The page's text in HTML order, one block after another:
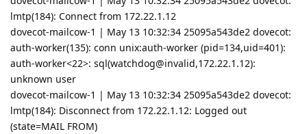
lmtp(184): Connect from 172.22.1.12
dovecot-mailcow-1 | May 13 10:32:34 25095a543de2 dovecot:
auth-worker(135): conn unix:auth-worker (pid=134,uid=401):
auth-worker<22>: sql(watchdog@invalid,172.22.1.12):
unknown user
dovecot-mailcow-1 | May 13 10:32:34 25095a543de2 dovecot:
lmtp(184): Disconnect from 172.22.1.12: Logged out
(state=MAIL FROM)